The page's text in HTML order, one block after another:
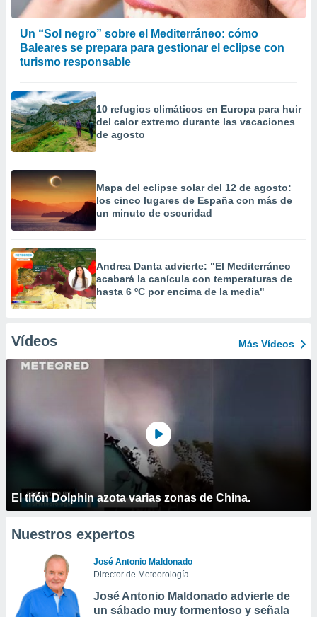
Un “Sol negro” sobre el Mediterráneo: cómo
Baleares se prepara para gestionar el eclipse con
turismo responsable
10 refugios climáticos en Europa para huir
del calor extremo durante las vacaciones
de agosto
Mapa del eclipse solar del 12 de agosto:
los cinco lugares de España con más de
un minuto de oscuridad
Andrea Danta advierte: "El Mediterráneo
acabará la canícula con temperaturas de
hasta 6 ºC por encima de la media"
Vídeos Más Vídeos
El tifón Dolphin azota varias zonas de China.
Nuestros expertos
José Antonio Maldonado
Director de Meteorología
José Antonio Maldonado advierte de
un sábado muy tormentoso y señala